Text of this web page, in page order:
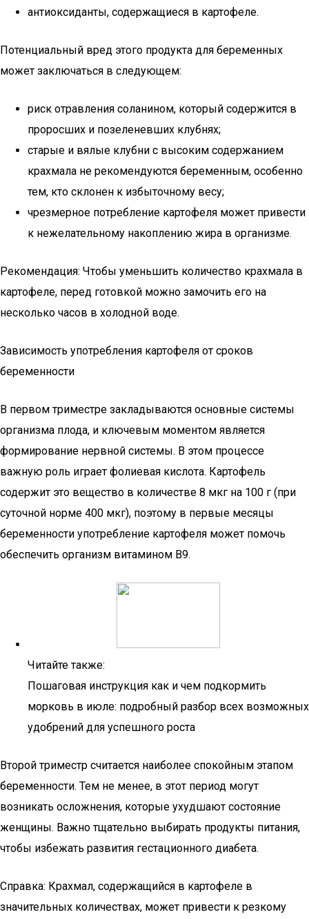
антиоксиданты, содержащиеся в картофеле.
Потенциальный вред этого продукта для беременных
может заключаться в следующем:
риск отравления соланином, который содержится в
проросших и позеленевших клубнях;
старые и вялые клубни с высоким содержанием
крахмала не рекомендуются беременным, особенно
тем, кто склонен к избыточному весу;
чрезмерное потребление картофеля может привести
к нежелательному накоплению жира в организме.
Рекомендация: Чтобы уменьшить количество крахмала в
картофеле, перед готовкой можно замочить его на
несколько часов в холодной воде.
Зависимость употребления картофеля от сроков
беременности
В первом триместре закладываются основные системы
организма плода, и ключевым моментом является
формирование нервной системы. В этом процессе
важную роль играет фолиевая кислота. Картофель
содержит это вещество в количестве 8 мкг на 100 г (при
суточной норме 400 мкг), поэтому в первые месяцы
беременности употребление картофеля может помочь
обеспечить организм витамином B9.
Читайте также:
Пошаговая инструкция как и чем подкормить
морковь в июле: подробный разбор всех возможных
удобрений для успешного роста
Второй триместр считается наиболее спокойным этапом
беременности. Тем не менее, в этот период могут
возникать осложнения, которые ухудшают состояние
женщины. Важно тщательно выбирать продукты питания,
чтобы избежать развития гестационного диабета.
Справка: Крахмал, содержащийся в картофеле в
значительных количествах, может привести к резкому